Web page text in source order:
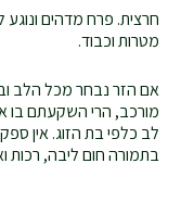
חרצית. פרח מדהים
מטרות וכבוד.
אם הזר נבחר מכל הלב
מורכב, הרי השקעתם בו
לב כלפי בת הזוג. אין
בתמורה חום ליבה, רכות